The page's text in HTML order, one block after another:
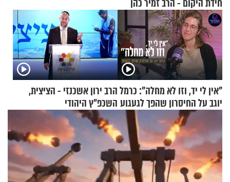
חידת היקום - הרב זמיר כהן
"אין לי יד, וזו לא מחלה": כרמל
יוגב על החיסרון שהפך לגעגוע
הרב ירון אשכנזי - הציצית,
השכפ"ץ היהודי